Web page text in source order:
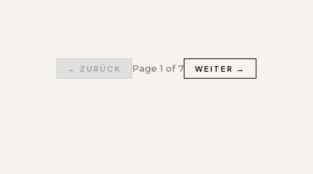
← ZURÜCK Page 1 of 7 WEITER →